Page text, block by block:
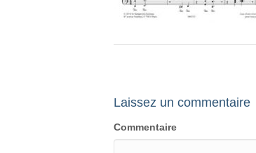
Laissez un commentaire
Commentaire